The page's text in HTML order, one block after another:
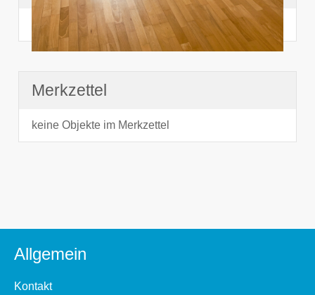
noch nichts angesehen
Merkzettel
keine Objekte im Merkzettel
Allgemein
Kontakt